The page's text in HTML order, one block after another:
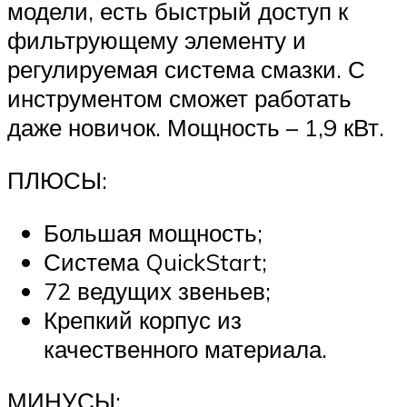
модели, есть быстрый доступ к
фильтрующему элементу и
регулируемая система смазки. С
инструментом сможет работать
даже новичок. Мощность – 1,9 кВт.
ПЛЮСЫ:
Большая мощность;
Система QuickStart;
72 ведущих звеньев;
Крепкий корпус из
качественного материала.
МИНУСЫ: